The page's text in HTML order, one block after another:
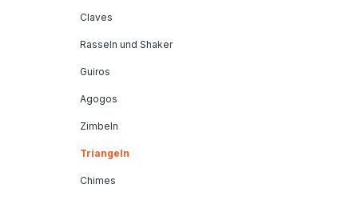
Claves
Rasseln und Shaker
Guiros
Agogos
Zimbeln
Triangeln
Chimes